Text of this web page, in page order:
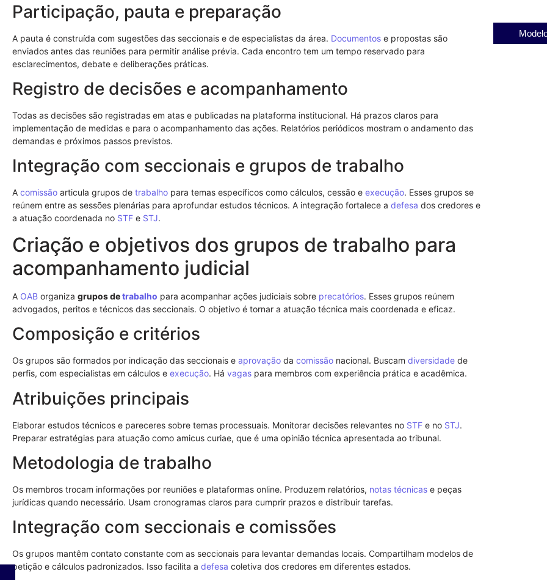
Participação, pauta e preparação
A pauta é construída com sugestões das seccionais e de especialistas da área. Documentos e propostas são
enviados antes das reuniões para permitir análise prévia. Cada encontro tem um tempo reservado para
esclarecimentos, debate e deliberações práticas.
Registro de decisões e acompanhamento
Todas as decisões são registradas em atas e publicadas na plataforma institucional. Há prazos claros para
implementação de medidas e para o acompanhamento das ações. Relatórios periódicos mostram o andamento das
demandas e próximos passos previstos.
Integração com seccionais e grupos de trabalho
A comissão articula grupos de trabalho para temas específicos como cálculos, cessão e execução. Esses grupos se
reúnem entre as sessões plenárias para aprofundar estudos técnicos. A integração fortalece a defesa dos credores e
a atuação coordenada no STF e STJ.
Criação e objetivos dos grupos de trabalho para
acompanhamento judicial
A OAB organiza grupos detrabalho para acompanhar ações judiciais sobre precatórios. Esses grupos reúnem
advogados, peritos e técnicos das seccionais. O objetivo é tornar a atuação técnica mais coordenada e eficaz.
Composição e critérios
Os grupos são formados por indicação das seccionais e aprovação da comissão nacional. Buscam diversidade de
perfis, com especialistas em cálculos e execução. Há vagas para membros com experiência prática e acadêmica.
Atribuições principais
Elaborar estudos técnicos e pareceres sobre temas processuais. Monitorar decisões relevantes no STF e no STJ.
Preparar estratégias para atuação como amicus curiae, que é uma opinião técnica apresentada ao tribunal.
Metodologia de trabalho
Os membros trocam informações por reuniões e plataformas online. Produzem relatórios, notas técnicas e peças
jurídicas quando necessário. Usam cronogramas claros para cumprir prazos e distribuir tarefas.
Integração com seccionais e comissões
Os grupos mantêm contato constante com as seccionais para levantar demandas locais. Compartilham modelos de
petição e cálculos padronizados. Isso facilita a defesa coletiva dos credores em diferentes estados.